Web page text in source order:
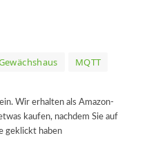
MQTT
Wir erhalten als Amazon-
kaufen, nachdem Sie auf
geklickt haben